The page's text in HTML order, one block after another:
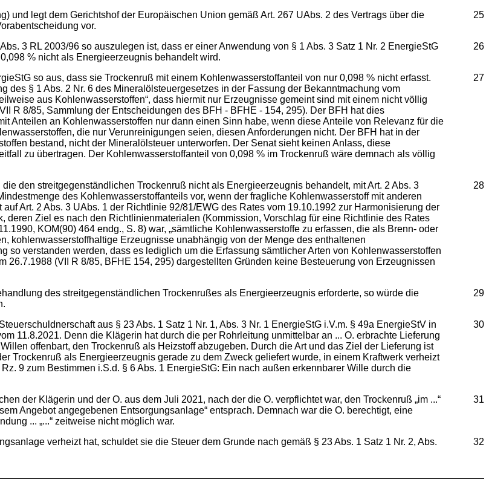
25
und legt dem Gerichtshof der Europäischen Union gemäß Art. 267 UAbs. 2 des Vertrags über die
vor.
26
3 RL 2003/96 so auszulegen ist, dass er einer Anwendung von § 1 Abs. 3 Satz 1 Nr. 2 EnergieStG
% nicht als Energieerzeugnis behandelt wird.
27
so aus, dass sie Trockenruß mit einem Kohlenwasserstoffanteil von nur 0,098 % nicht erfasst.
des § 1 Abs. 2 Nr. 6 des Mineralölsteuergesetzes in der Fassung der Bekanntmachung vom
aus Kohlenwasserstoffen“, dass hiermit nur Erzeugnisse gemeint sind mit einem nicht völlig
R 8/85, Sammlung der Entscheidungen des BFH - BFHE - 154, 295). Der BFH hat dies
Anteilen an Kohlenwasserstoffen nur dann einen Sinn habe, wenn diese Anteile von Relevanz für die
die nur Verunreinigungen seien, diesen Anforderungen nicht. Der BFH hat in der
bestand, nicht der Mineralölsteuer unterworfen. Der Senat sieht keinen Anlass, diese
zu übertragen. Der Kohlenwasserstoffanteil von 0,098 % im Trockenruß wäre demnach als völlig
28
den streitgegenständlichen Trockenruß nicht als Energieerzeugnis behandelt, mit Art. 2 Abs. 3
des Kohlenwasserstoffanteils vor, wenn der fragliche Kohlenwasserstoff mit anderen
Art. 2 Abs. 3 UAbs. 1 der Richtlinie 92/81/EWG des Rates vom 19.10.1992 zur Harmonisierung der
deren Ziel es nach den Richtlinienmaterialen (Kommission, Vorschlag für eine Richtlinie des Rates
KOM(90) 464 endg., S. 8) war, „sämtliche Kohlenwasserstoffe zu erfassen, die als Brenn- oder
kohlenwasserstoffhaltige Erzeugnisse unabhängig von der Menge des enthaltenen
so verstanden werden, dass es lediglich um die Erfassung sämtlicher Arten von Kohlenwasserstoffen
(VII R 8/85, BFHE 154, 295) dargestellten Gründen keine Besteuerung von Erzeugnissen
29
des streitgegenständlichen Trockenrußes als Energieerzeugnis erforderte, so würde die
30
aus § 23 Abs. 1 Satz 1 Nr. 1, Abs. 3 Nr. 1 EnergieStG i.V.m. § 49a EnergieStV in
11.8.2021. Denn die Klägerin hat durch die per Rohrleitung unmittelbar an ... O. erbrachte Lieferung
offenbart, den Trockenruß als Heizstoff abzugeben. Durch die Art und das Ziel der Lieferung ist
Trockenruß als Energieerzeugnis gerade zu dem Zweck geliefert wurde, in einem Kraftwerk verheizt
9 zum Bestimmen i.S.d. § 6 Abs. 1 EnergieStG: Ein nach außen erkennbarer Wille durch die
31
der Klägerin und der O. aus dem Juli 2021, nach der die O. verpflichtet war, den Trockenruß „im ...“
Angebot angegebenen Entsorgungsanlage“ entsprach. Demnach war die O. berechtigt, eine
... „...“ zeitweise nicht möglich war.
32
verheizt hat, schuldet sie die Steuer dem Grunde nach gemäß § 23 Abs. 1 Satz 1 Nr. 2, Abs.